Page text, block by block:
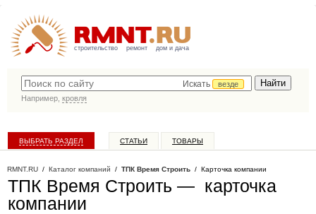
строительство ремонт дом и дача
Искать
везде
Например, кровля
ВЫБРАТЬ РАЗДЕЛ СТАТЬИ ТОВАРЫ
RMNT.RU / Каталог компаний / ТПК Время Строить / Карточка компании
ТПК Время Строить — карточка
компании